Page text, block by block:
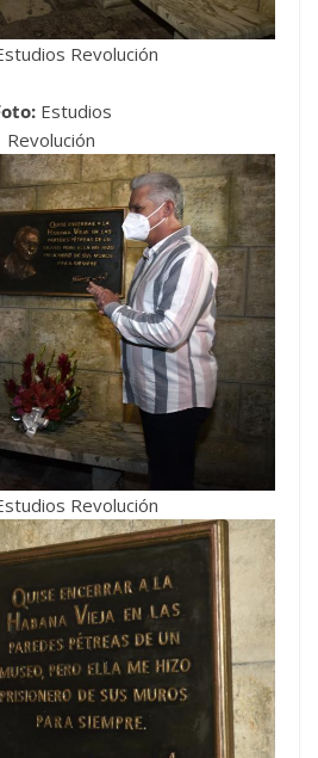
Revolución
Estudios
Revolución
Revolución